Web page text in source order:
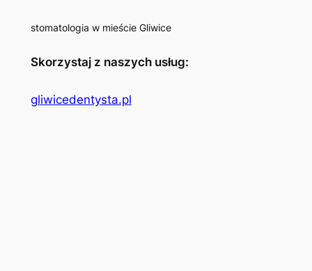
stomatologia w mieście Gliwice
Skorzystaj z naszych usług:
gliwicedentysta.pl